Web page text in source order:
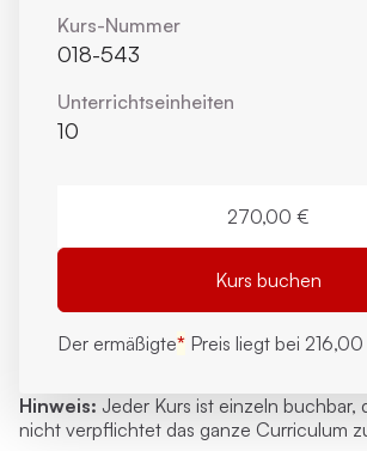
Hinweis: Jeder Kurs ist einzeln buchbar,
nicht verpflichtet das ganze Curriculum
Kurs-Nummer
018-543
Unterrichts­einheiten
10
270,00 €
Kurs buchen
Der ermäßigte* Preis liegt bei